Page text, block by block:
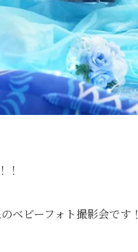
！
ベビーフォト撮影会です！